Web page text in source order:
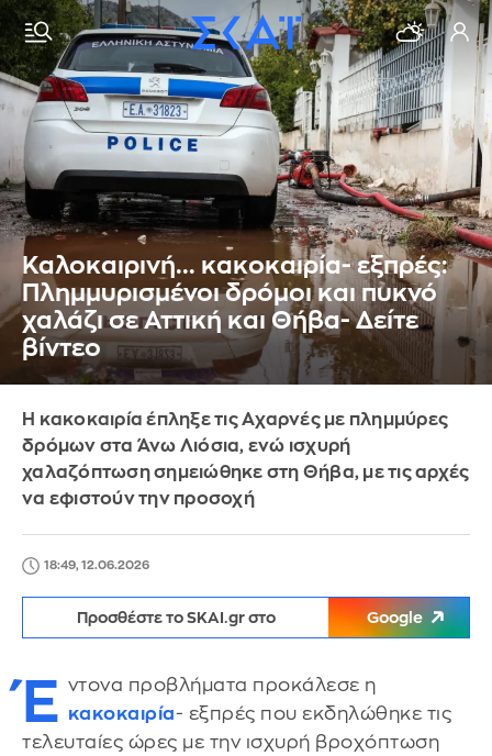
Καλοκαιρινή... κακοκαιρία- εξπρές:
Πλημμυρισμένοι δρόμοι και πυκνό
χαλάζι σε Αττική και Θήβα- Δείτε
βίντεο
Η κακοκαιρία έπληξε τις Αχαρνές με πλημμύρες
δρόμων στα Άνω Λιόσια, ενώ ισχυρή
χαλαζόπτωση σημειώθηκε στη Θήβα, με τις αρχές
να εφιστούν την προσοχή
18:49, 12.06.2026
Προσθέστε το SKAI.gr στο Google
Έ ντονα προβλήματα προκάλεσε η
κακοκαιρία- εξπρές που εκδηλώθηκε τις
τελευταίες ώρες με την ισχυρή βροχόπτωση